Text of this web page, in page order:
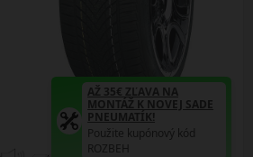
AŽ 35€ ZĽAVA NA
MONTÁŽ K NOVEJ SADE
PNEUMATÍK!
Použite kupónový kód
ROZBEH